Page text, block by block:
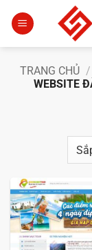
qua
TRANG CHỦ /
WEBSITE